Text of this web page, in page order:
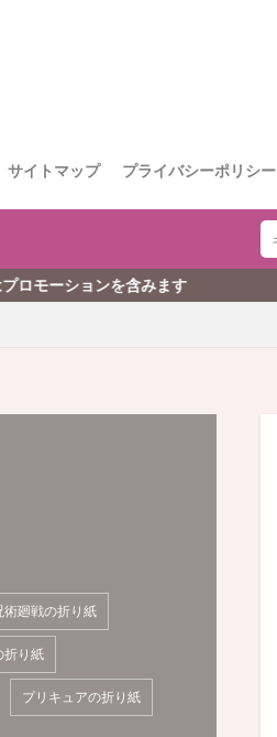
サイトマップ プライバシーポリシー
を含みます
術廻戦の折り紙
折り紙
プリキュアの折り紙